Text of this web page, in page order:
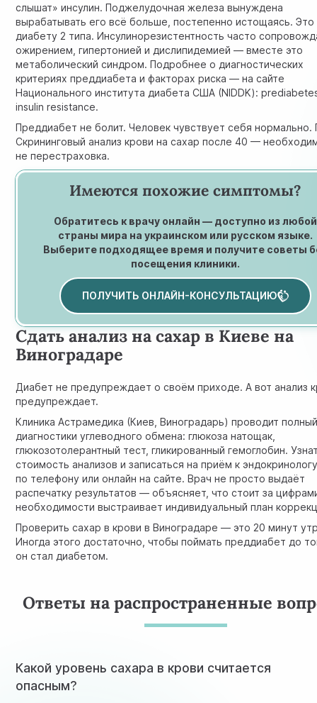
слышат» инсулин. Поджелудочная железа вынуждена
вырабатывать его всё больше, постепенно истощаясь. Это
диабету 2 типа. Инсулинорезистентность часто
ожирением, гипертонией и дислипидемией — вместе это
метаболический синдром. Подробнее о диагностических
критериях преддиабета и факторах риска — на сайте
Национального института диабета США (NIDDK):
insulin resistance.
Преддиабет не болит. Человек чувствует себя нормально.
Скрининговый анализ крови на сахар после 40 —
не перестраховка.
Имеются похожие симптомы?
Обратитесь к врачу онлайн — доступно из любой
страны мира на украинском или русском языке.
Выберите подходящее время и получите советы
посещения клиники.
ПОЛУЧИТЬ ОНЛАЙН-КОНСУЛЬТАЦИЮ
Сдать анализ на сахар в Киеве на
Виноградаре
Диабет не предупреждает о своём приходе. А вотанализ
предупреждает.
Клиника Астрамедика (Киев, Виноградарь) проводит
диагностики углеводного обмена: глюкоза натощак,
глюкозотолерантный тест, гликированный гемоглобин.
стоимость анализов изаписаться на приём к
по телефону или онлайн на сайте. Врач не просто выдаёт
распечатку результатов — объясняет, что стоит за
необходимости выстраивает индивидуальный план
Проверить сахар в крови в Виноградаре — это 20 минут
Иногда этого достаточно, чтобы поймать преддиабет до
он стал диабетом.
Ответы на распространенные
Какой уровень сахара в крови считается
опасным?